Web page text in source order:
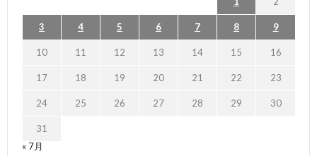
3 4 5 6 7 8 9
10 11 12 13 14 15 16
17 18 19 20 21 22 23
24 25 26 27 28 29 30
31
« 7月